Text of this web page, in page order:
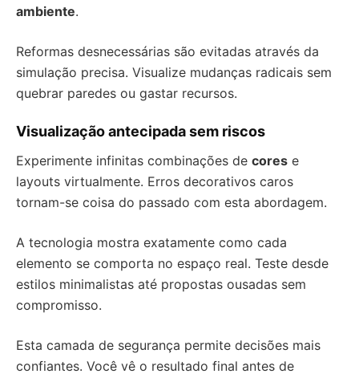
ambiente.
Reformas desnecessárias são evitadas através da
simulação precisa. Visualize mudanças radicais sem
quebrar paredes ou gastar recursos.
Visualização antecipada sem riscos
Experimente infinitas combinações de cores e
layouts virtualmente. Erros decorativos caros
tornam-se coisa do passado com esta abordagem.
A tecnologia mostra exatamente como cada
elemento se comporta no espaço real. Teste desde
estilos minimalistas até propostas ousadas sem
compromisso.
Esta camada de segurança permite decisões mais
confiantes. Você vê o resultado final antes de